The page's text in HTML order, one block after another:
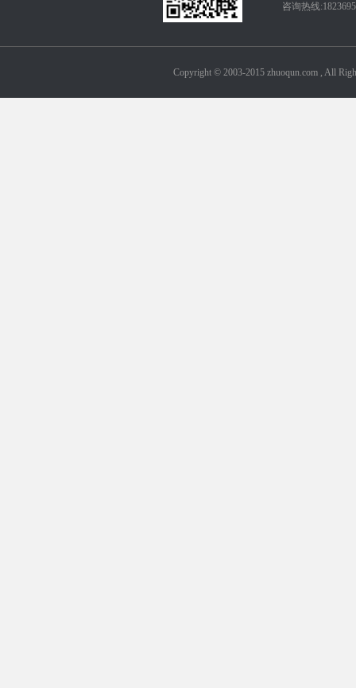
咨询热线
Copyright © 2003-2015 zhuoqun.com , All